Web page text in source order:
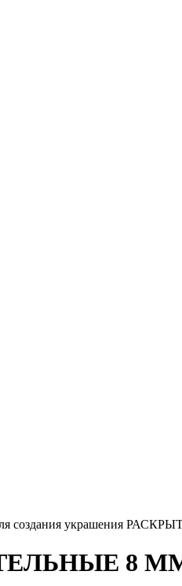
украшения
8 ММ